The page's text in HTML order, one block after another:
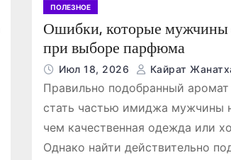
ПОЛЕЗНОЕ
Ошибки, которые мужчины
при выборе парфюма
Июл 18, 2026 Кайрат
Правильно подобранный аромат
стать частью имиджа мужчины
чем качественная одежда или
Однако найти действительно